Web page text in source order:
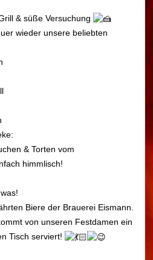
& süße Versuchung
wieder unsere beliebten
& Torten vom
himmlisch!
Biere der Brauerei Eismann.
von unseren Festdamen ein
Tisch serviert!